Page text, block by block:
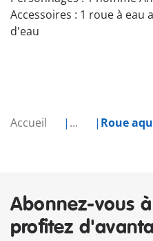
Accueil ... Roue
Accessoires : 1 roue à eau
d'eau
Abonnez-vous
profitez